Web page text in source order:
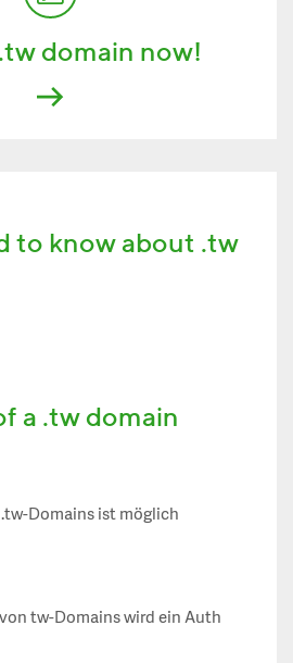
domain now!
to know about .tw
a .tw domain
Domains ist möglich
tw-Domains wird ein Auth